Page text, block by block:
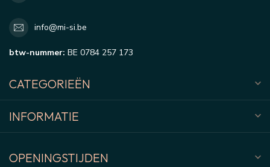
info@mi-si.be
btw-nummer: BE 0784 257 173
CATEGORIEËN
INFORMATIE
OPENINGSTIJDEN